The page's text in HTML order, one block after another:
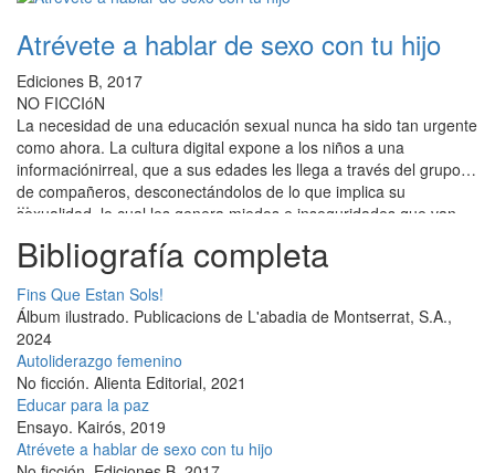
tempranas. Es hora de dejar de no visualizar el sentimiento de
desconexión que experimentan día a día niños y adolescentes.
Hoy sabemos que la tecnología no les hace verdaderamente
felices y la neurociencia lo confirma. Urge darles una vida
significativa que aleje de sus vidas el sentimiento de sentirse
aislados, sin deseo de tener conexiones positivas y partidos
interiormente. Educar para la felicidad responsable es, en este
sentido, el gran reto de la educación.
Atrévete a hablar de sexo con tu hijo
Ediciones B, 2017
NO FICCIóN
La necesidad de una educación sexual nunca ha sido tan urgente
como ahora. La cultura digital expone a los niños a una
informaciónirreal, que a sus edades les llega a través del grupo
de compañeros, desconectándolos de lo que implica su
sexualidad, lo cual les genera miedos e inseguridades que van
padres serán los encargados de aliviar el significado de sus
cambios corporales, de enseñarles el modo en que deben
respetar su propio cuerpo y el de los demás.
...
Bibliografía completa
Fins Que Estan Sols!
Álbum ilustrado. Publicacions de L'abadia de Montserrat, S.A.,
2024
Autoliderazgo femenino
No ficción. Alienta Editorial, 2021
Educar para la paz
Ensayo. Kairós, 2019
Atrévete a hablar de sexo con tu hijo